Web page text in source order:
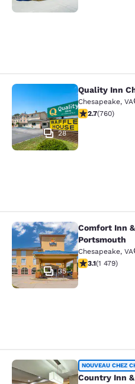
Quality Inn
28
Quality Inn
Chesapeake, VA
2.66 étoiles.
2.7(760)
Comfort Inn &
35
Comfort Inn
Portsmouth
Chesapeake, VA
3.08 étoiles.
3.1(1 479)
Country Inn &
NOUVEAU CHEZ
Country Inn